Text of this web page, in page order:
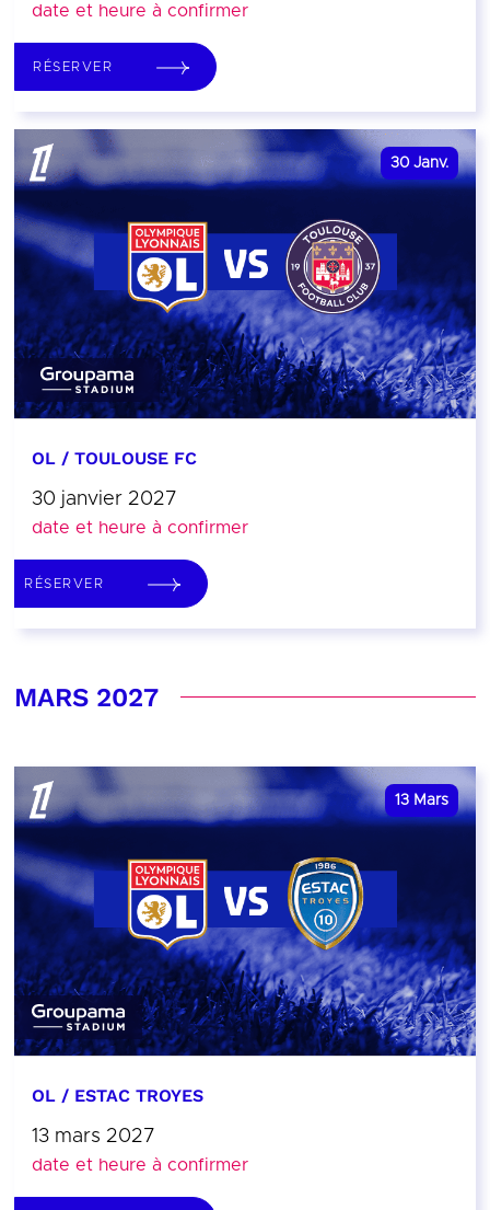
date et heure à confirmer
RÉSERVER
30 Janv.
OL / TOULOUSE FC
30 janvier 2027
date et heure à confirmer
RÉSERVER
MARS 2027
13 Mars
OL / ESTAC TROYES
13 mars 2027
date et heure à confirmer